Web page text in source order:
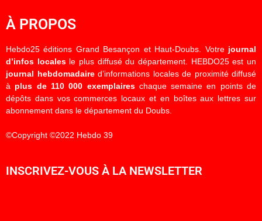
À PROPOS
Hebdo25 éditions Grand Besançon et Haut-Doubs. Votre journal
d’infos localesle plus diffusé du département. HEBDO25 est un
journal hebdomadaired’informations locales de proximité diffusé
à plus de 110 000 exemplaireschaque semaine en points de
dépôts dans vos commerces locaux et en boîtes aux lettres sur
abonnement dans le département du Doubs.
©Copyright ©2022 Hebdo 39
INSCRIVEZ-VOUS À LA NEWSLETTER